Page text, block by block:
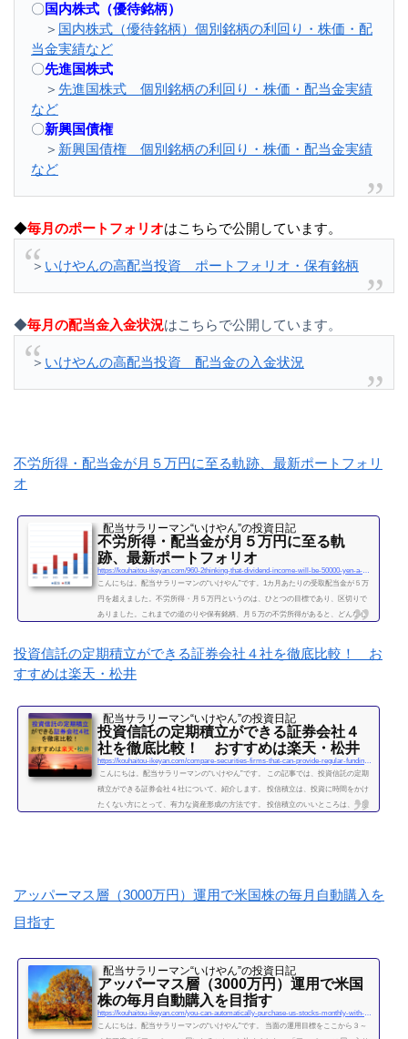
〇国内株式（優待銘柄）
＞ 国内株式（優待銘柄）個別銘柄の利回り・株価・配
当金実績など
〇先進国株式
＞ 先進国株式 個別銘柄の利回り・株価・配当金実績
など
〇新興国債権
＞ 新興国債権 個別銘柄の利回り・株価・配当金実績
など
◆毎月のポートフォリオはこちらで公開しています。
＞ いけやんの高配当投資 ポートフォリオ・保有銘柄
◆毎月の配当金入金状況はこちらで公開しています。
＞ いけやんの高配当投資 配当金の入金状況
不労所得・配当金が月５万円に至る軌跡、最新ポートフォリ
オ
配当サラリーマン“いけやん”の投資日記 ​
不労所得・配当金が月５万円に至る軌
跡、最新ポートフォリオ
https://kouhaitou-ikeyan.com/960-2thinking-that-dividend-income-will-be-50000-yen-a-month
こんにちは。配当サラリーマンの“いけやん”です。1カ月あたりの受取配当金が５万
円を超えました。不労所得・月５万円というのは、ひとつの目標であり、区切りで
ありました。これまでの道のりや保有銘柄、月５万の不労所得があると、どんな心
ーマンを続けて感じたこと・辞めるための行動【体験談】サラリーマンが資産運用
を10年間続けて分かった4つのこと不労所得という名の受取配当金、月５万円に到達
2019年になり、不労所得という名の受取配当金が月額５万...
投資信託の定期積立ができる証券会社４社を徹底比較！ お
すすめは楽天・松井
配当サラリーマン“いけやん”の投資日記 ​
投資信託の定期積立ができる証券会社４
社を徹底比較！ おすすめは楽天・松井
https://kouhaitou-ikeyan.com/compare-securities-firms-that-can-provide-regular-funding-for-mutual-funds
こんにちは。配当サラリーマンの“いけやん”です。 この記事では、投資信託の定期
積立ができる証券会社４社について、紹介します。 投信積立は、投資に時間をかけ
たくない方にとって、有力な資産形成の方法です。 投信積立のいいところは、一度
続きを読む
アッパーマス層（3000万円）運用で米国株の毎月自動購入を
目指す
配当サラリーマン“いけやん”の投資日記 ​
アッパーマス層（3000万円）運用で米国
株の毎月自動購入を目指す
https://kouhaitou-ikeyan.com/you-can-automatically-purchase-us-stocks-monthly-with-upper-mass-management
こんにちは。配当サラリーマンの“いけやん”です。 当面の運用目標をここから３～